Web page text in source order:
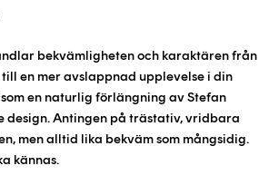
bekvämligheten och karaktären från
en mer avslappnad upplevelse i din
en naturlig förlängning av Stefan
design. Antingen på trästativ, vridbara
men alltid lika bekväm som mångsidig.
kännas.